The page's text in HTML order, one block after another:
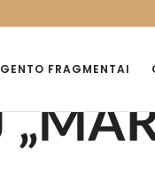
FRAGMENTAI